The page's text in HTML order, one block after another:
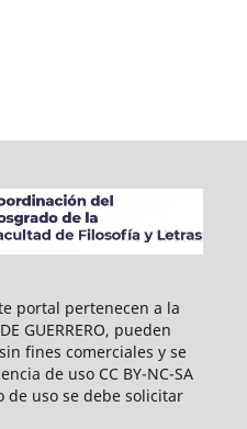
portal pertenecen a la
GUERRERO, pueden
fines comerciales y se
de uso CC BY-NC-SA
de uso se debe solicitar